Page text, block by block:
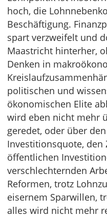
hoch, die
Beschäftigung.
spart verzweifelt und
Maastricht hinterher,
Denken in
politischen und
ökonomischen Elite
wird eben nicht mehr
geredet, oder über
Investitionsquote,
öffentlichen
verschlechternden
Reformen, trotz
eisernem Sparwillen,
alles wird nicht mehr